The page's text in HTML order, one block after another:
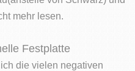
mehr lesen.
Festplatte
die vielen negativen